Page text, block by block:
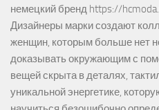
немецкий бренд https://
Дизайнеры марки создают
женщин, которым больше нет
доказывать окружающим с
вещей скрыта в деталях,
уникальной энергетике,